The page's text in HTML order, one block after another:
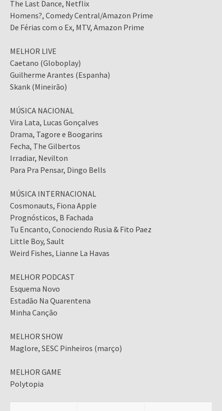
The Last Dance, Netflix
Homens?, Comedy Central/Amazon Prime
De Férias com o Ex, MTV, Amazon Prime
MELHOR LIVE
Caetano (Globoplay)
Guilherme Arantes (Espanha)
Skank (Mineirão)
MÚSICA NACIONAL
Vira Lata, Lucas Gonçalves
Drama, Tagore e Boogarins
Fecha, The Gilbertos
Irradiar, Nevilton
Para Pra Pensar, Dingo Bells
MÚSICA INTERNACIONAL
Cosmonauts, Fiona Apple
Prognósticos, B Fachada
Tu Encanto, Conociendo Rusia & Fito Paez
Little Boy, Sault
Weird Fishes, Lianne La Havas
MELHOR PODCAST
Esquema Novo
Estadão Na Quarentena
Minha Canção
MELHOR SHOW
Maglore, SESC Pinheiros (março)
MELHOR GAME
Polytopia